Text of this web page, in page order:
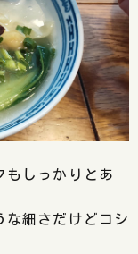
もしっかりとあ
細さだけどコシ